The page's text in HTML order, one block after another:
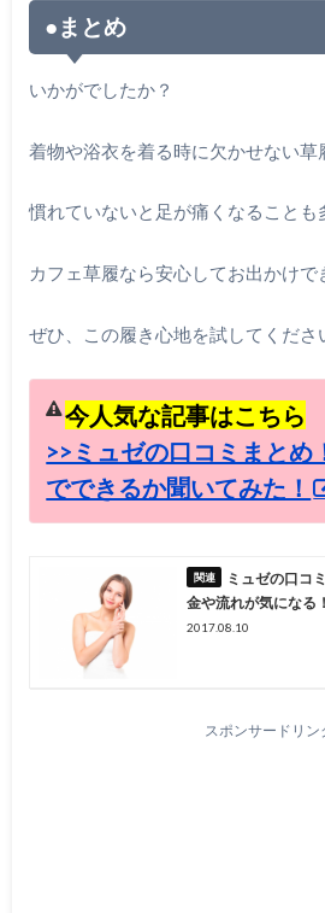
●まとめ
いかがでしたか？
着物や浴衣を着る時に欠かせない草
慣れていないと足が痛くなることも
カフェ草履なら安心してお出かけで
ぜひ、この履き心地を試してくださ
今人気な記事はこちら
>>ミュゼの口コミまとめ
でできるか聞いてみた！
ミュゼの口コ
金や流れが気になる！
2017.08.10
スポンサードリン